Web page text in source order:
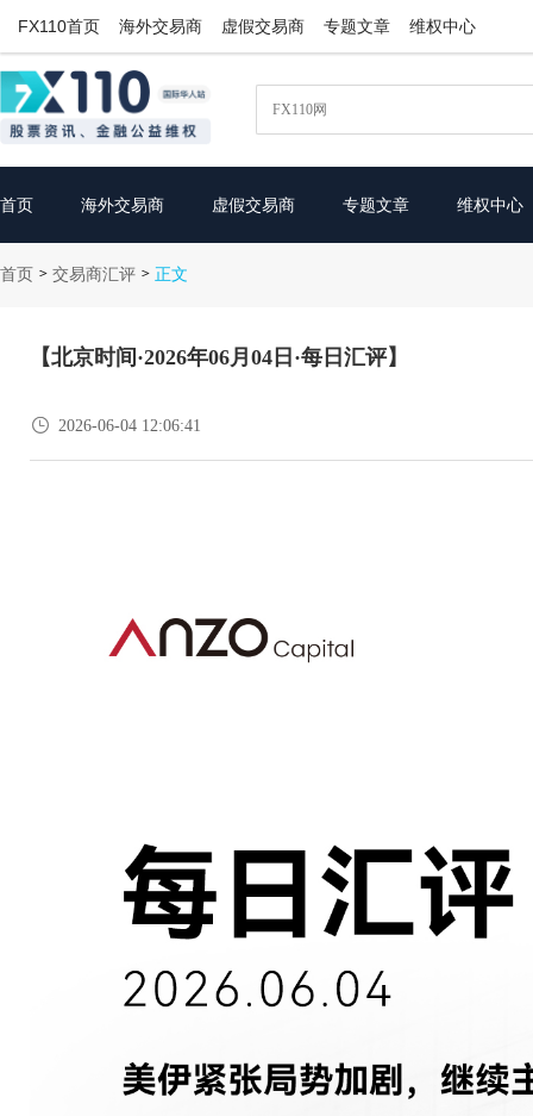
FX110首页 海外交易商 虚假交易商 专题文章 维权中心
首页 海外交易商 虚假交易商 专题文章 维权中心
首页 > 交易商汇评 > 正文
【北京时间·2026年06月04日·每日汇评】
 2026-06-04 12:06:41